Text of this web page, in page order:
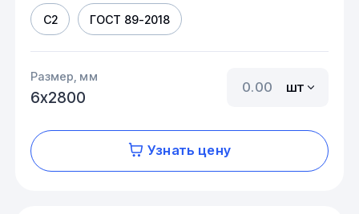
С2 ГОСТ 89-2018
Размер, мм
6х2800
шт
Узнать цену